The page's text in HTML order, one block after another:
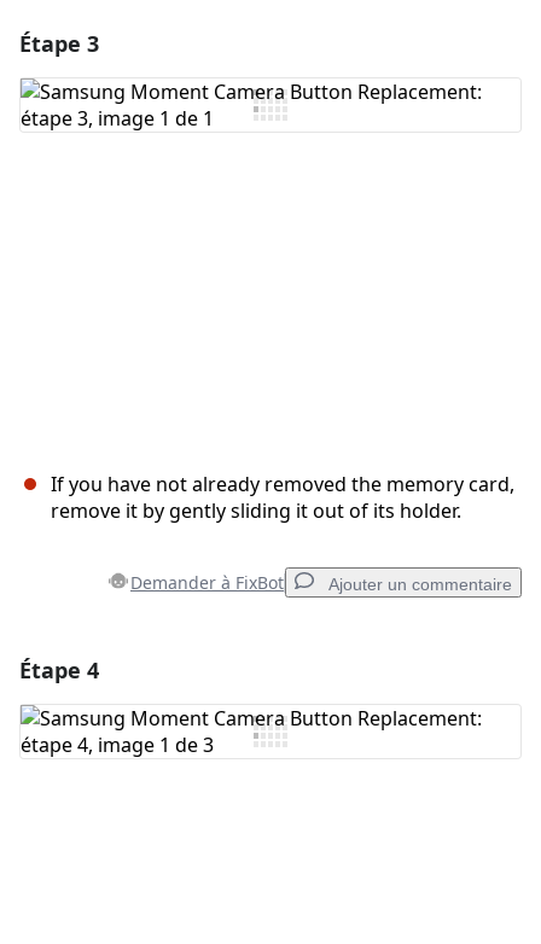
Étape 3
If you have not already removed the memory card,
remove it by gently sliding it out of its holder.
Demander à FixBot Ajouter un commentaire
Ajouter un commentaire
Étape 4